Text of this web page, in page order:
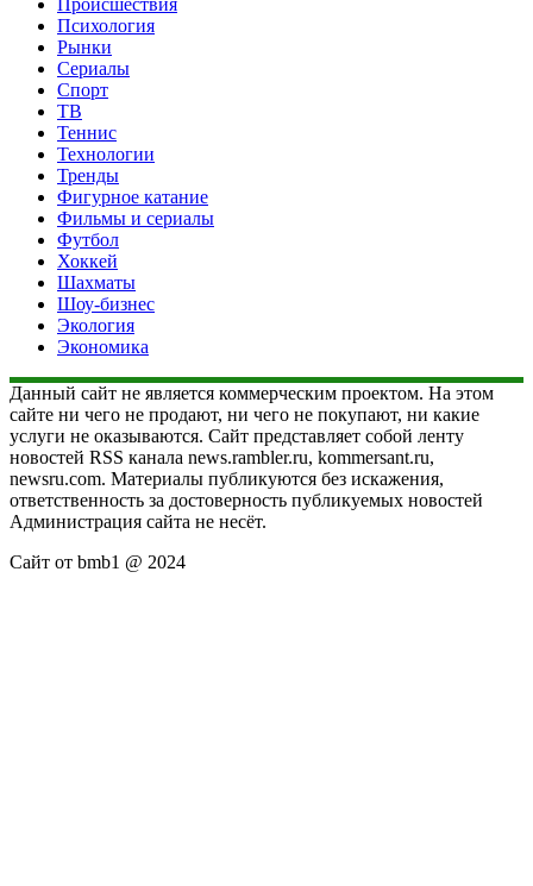
Психология
Рынки
Сериалы
Спорт
ТВ
Теннис
Технологии
Тренды
Фигурное катание
Фильмы и сериалы
Футбол
Хоккей
Шахматы
Шоу-бизнес
Экология
Экономика
Данный сайт не является коммерческим проектом. На этом
сайте ни чего не продают, ни чего не покупают, ни какие
услуги не оказываются. Сайт представляет собой ленту
новостей RSS канала news.rambler.ru, kommersant.ru,
newsru.com. Материалы публикуются без искажения,
ответственность за достоверность публикуемых новостей
Администрация сайта не несёт.
Сайт от bmb1 @ 2024